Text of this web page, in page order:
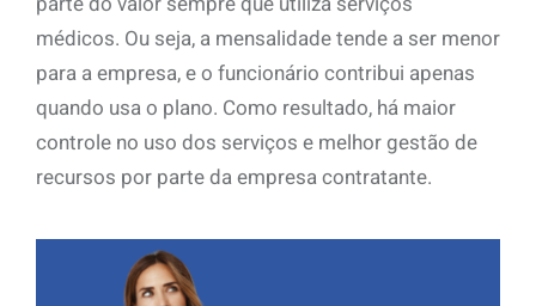
médicos. Ou seja, a mensalidade tende a ser menor
para a empresa, e o funcionário contribui apenas
quando usa o plano. Como resultado, há maior
controle no uso dos serviços e melhor gestão de
recursos por parte da empresa contratante.